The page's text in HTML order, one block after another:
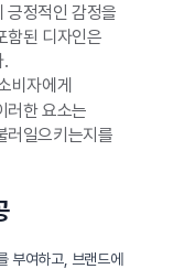
긍정적인 감정을
함된 디자인은
.
비자에게
러한 요소는
러일으키는지를
부여하고, 브랜드에